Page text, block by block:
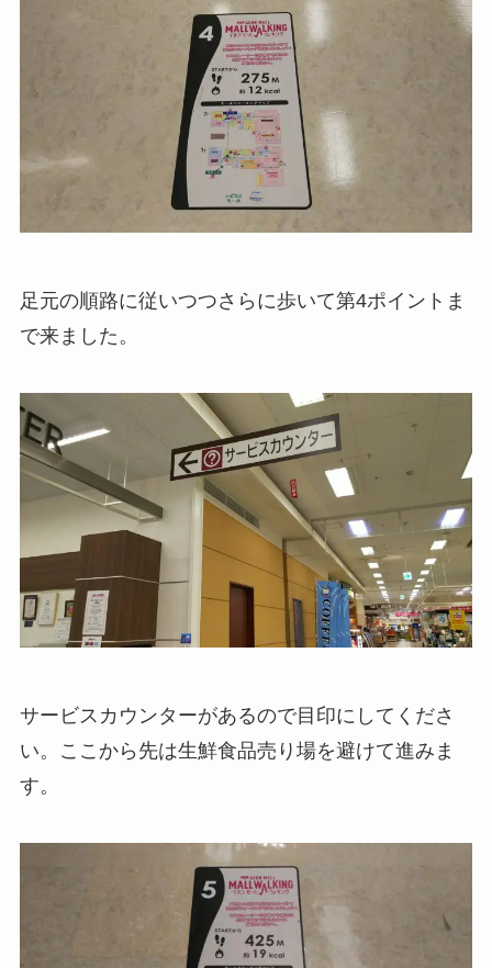
足元の順路に従いつつさらに歩いて第4ポイントま
で来ました。
サービスカウンターがあるので目印にしてくださ
い。ここから先は生鮮食品売り場を避けて進みま
す。